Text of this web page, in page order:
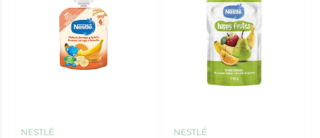
NESTLÉ
NESTLÉ